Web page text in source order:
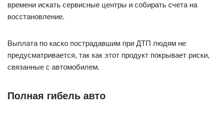
времени искать сервисные центры и собирать счета на
восстановление.
Выплата по каско пострадавшим при ДТП людям не
предусматривается, так как этот продукт покрывает риски,
связанные с автомобилем.
Полная гибель авто